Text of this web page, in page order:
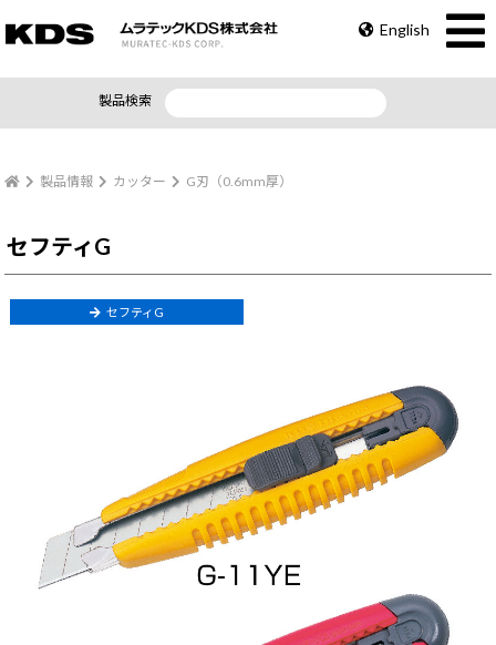
English
製品検索
製品情報 カッター G刃（0.6mm厚）
セフティG
セフティG